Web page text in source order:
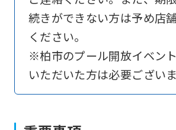
続きができない方は予め店
ください。
※柏市のプール開放イベン
いただいた方は必要ございま
to
return
to